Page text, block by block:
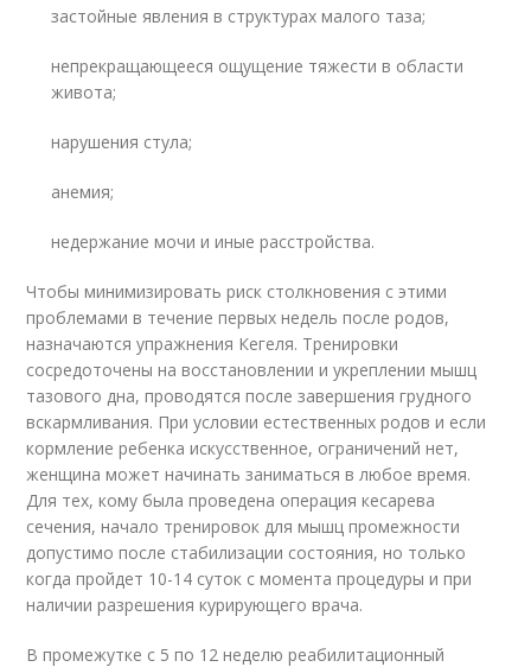
застойные явления в структурах малого таза;
непрекращающееся ощущение тяжести в области
живота;
нарушения стула;
анемия;
недержание мочи и иные расстройства.
Чтобы минимизировать риск столкновения с этими
проблемами в течение первых недель после родов,
назначаются упражнения Кегеля. Тренировки
сосредоточены на восстановлении и укреплении мышц
тазового дна, проводятся после завершения грудного
вскармливания. При условии естественных родов и если
кормление ребенка искусственное, ограничений нет,
женщина может начинать заниматься в любое время.
Для тех, кому была проведена операция кесарева
сечения, начало тренировок для мышц промежности
допустимо после стабилизации состояния, но только
когда пройдет 10-14 суток с момента процедуры и при
наличии разрешения курирующего врача.
В промежутке с 5 по 12 неделю реабилитационный